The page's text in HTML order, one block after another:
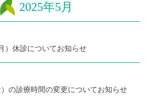
2025年5月
）休診についてお知らせ
の診療時間の変更についてお知らせ